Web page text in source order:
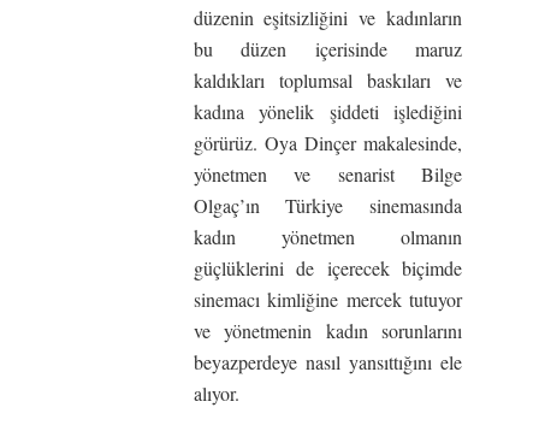
düzenin eşitsizliğini ve kadınların
bu düzen içerisinde maruz
kaldıkları toplumsal baskıları ve
kadına yönelik şiddeti işlediğini
görürüz. Oya Dinçer makalesinde,
yönetmen ve senarist Bilge
Olgaç’ın Türkiye sinemasında
kadın yönetmen olmanın
güçlüklerini de içerecek biçimde
sinemacı kimliğine mercek tutuyor
ve yönetmenin kadın sorunlarını
beyazperdeye nasıl yansıttığını ele
alıyor.